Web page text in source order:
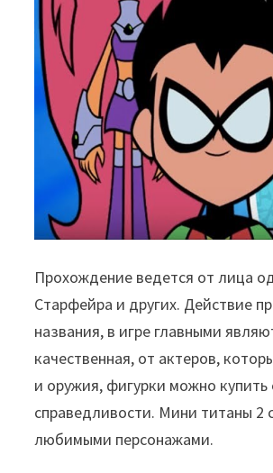
Прохождение ведется от лица
Старфейра и других. Действие
названия, в игре главными
качественная, от актеров,
и оружия, фигурки можно
справедливости. Мини титаны 2
любимыми персонажами.